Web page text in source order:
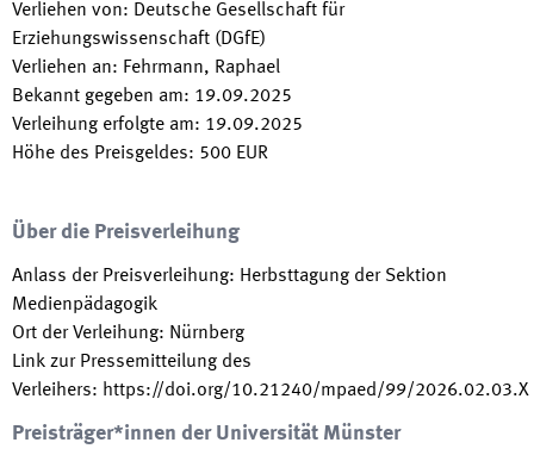
Verliehen von: Deutsche Gesellschaft für
Erziehungswissenschaft (DGfE)
Verliehen an: Fehrmann, Raphael
Bekannt gegeben am: 19.09.2025
Verleihung erfolgte am: 19.09.2025
Höhe des Preisgeldes: 500 EUR
Über die Preisverleihung
Anlass der Preisverleihung: Herbsttagung der Sektion
Medienpädagogik
Ort der Verleihung: Nürnberg
Link zur Pressemitteilung des
Verleihers: https://doi.org/10.21240/mpaed/99/2026.02.03.X
Preisträger*innen der Universität Münster